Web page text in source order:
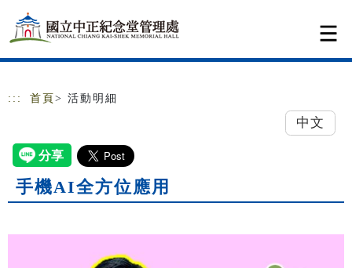
跳到主要內容
網站導覽
::: 首頁 > 活動明細
中文
手機AI全方位應用